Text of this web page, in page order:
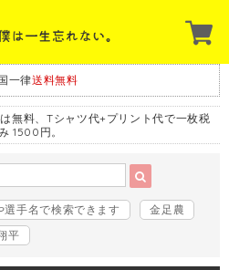
一律送料無料
無料、Tシャツ代+プリント代で一枚税
1500円。
選手名で検索できます
金足農
平